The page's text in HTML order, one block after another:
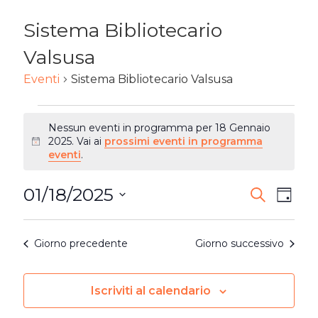
Sistema Bibliotecario
Valsusa
Eventi Sistema Bibliotecario Valsusa
EVENTI
FOR
GENNAIO
2025
Notice
Nessun eventi in programma per 18 Gennaio
2025. Vai ai prossimi eventi in programma
eventi.
EVENTI
E
VISTE
Cerca
01/18/2025
Seleziona
la Giorno precedente Giorno successivo
Iscriviti al calendario